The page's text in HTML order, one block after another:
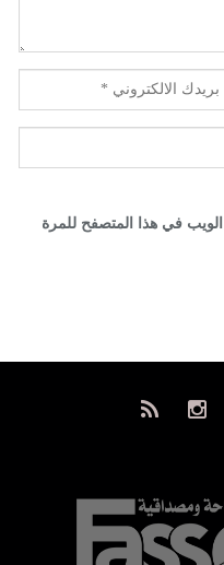
في هذا المتصفح للمرة